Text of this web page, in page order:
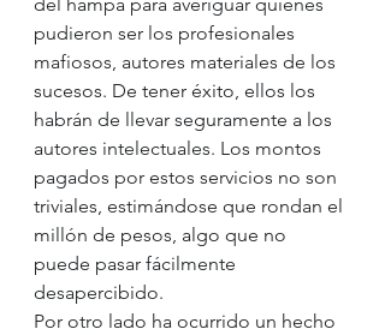
pudieron ser los profesionales
mafiosos, autores materiales de los
sucesos. De tener éxito, ellos los
habrán de llevar seguramente a los
autores intelectuales. Los montos
pagados por estos servicios no son
triviales, estimándose que rondan el
millón de pesos, algo que no
puede pasar fácilmente
desapercibido.
Por otro lado ha ocurrido un hecho